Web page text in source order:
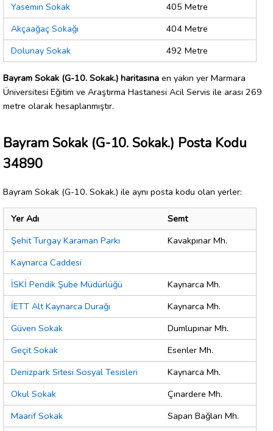
Yasemin Sokak
405 Metre
Akçaağaç Sokağı
404 Metre
Dolunay Sokak
492 Metre
Bayram Sokak (G-10. Sokak.) haritasına en yakın yer Marmara
Üniversitesi Eğitim ve Araştırma Hastanesi Acil Servis ile arası 269
metre olarak hesaplanmıştır.
Bayram Sokak (G-10. Sokak.) Posta Kodu
34890
Bayram Sokak (G-10. Sokak.) ile aynı posta kodu olan yerler:
Yer Adı
Semt
Şehit Turgay Karaman Parkı
Kavakpınar Mh.
Kaynarca Caddesi
İSKİ Pendik Şube Müdürlüğü
Kaynarca Mh.
İETT Alt Kaynarca Durağı
Kaynarca Mh.
Güven Sokak
Dumlupınar Mh.
Geçit Sokak
Esenler Mh.
Denizpark Sitesi Sosyal Tesisleri
Kaynarca Mh.
Okul Sokak
Çınardere Mh.
Maarif Sokak
Sapan Bağları Mh.